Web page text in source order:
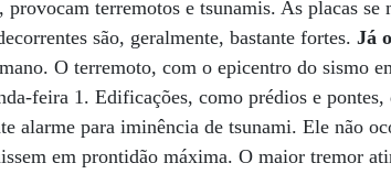
terremotos e tsunamis. As placas se
são, geralmente, bastante fortes. Já
O terremoto, com o epicentro do sismo
feira 1. Edificações, como prédios e pontes,
alarme para iminência de tsunami. Ele não
em prontidão máxima. O maior tremor